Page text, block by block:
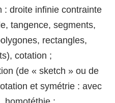
: droite infinie contrainte
tangence, segments,
rectangles,
cotation ;
(de « sketch » ou de
et symétrie : avec